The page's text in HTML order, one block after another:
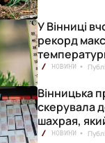
У Вінниці
рекорд
НОВИНИ
Вінницька
скерувала
шахрая,
вінничанки
НОВИНИ